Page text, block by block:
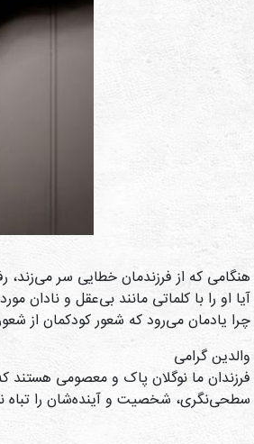
هنگامی که از فرزندمان خطایی سر می‌زند،
آیا او را با کلماتی مانند بی‌عقل و
چرا یادمان می‌رود که شعور کودکمان از
والدین گرامی
فرزندان ما نوگلان پاک و معصومی هستند
سطحی‌نگری، شخصیت و آینده‌شان را تباه